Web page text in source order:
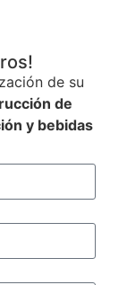
de su
de
y bebidas